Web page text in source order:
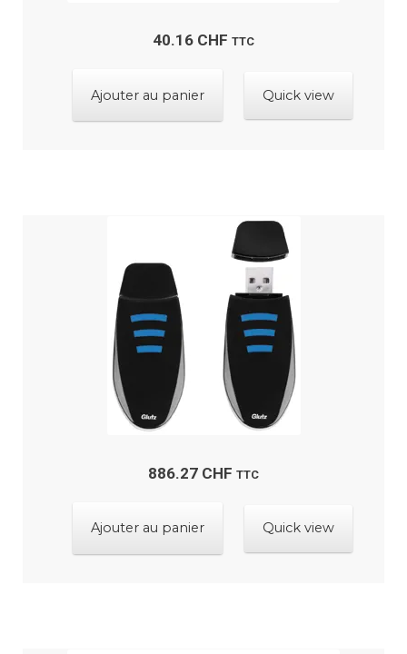
40.16 CHF TTC
Ajouter au panier Quick view
886.27 CHF TTC
Ajouter au panier Quick view